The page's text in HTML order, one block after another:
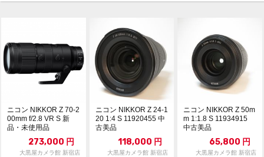
ニコン NIKKOR Z 70-2
00mm f/2.8 VR S 新
品・未使用品
273,000 円
大黒屋カメラ館 新宿店
ニコン NIKKOR Z 24-1
20 1:4 S 11920455 中
古美品
118,000 円
大黒屋カメラ館 新宿店
ニコン NIKKOR Z 50m
m 1:1.8 S 11934915
中古美品
65,800 円
大黒屋カメラ館 新宿店